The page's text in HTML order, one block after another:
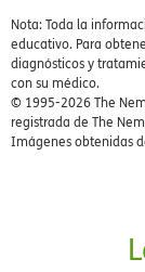
Nota: Toda la
educativo. Para
diagnósticos y
con su médico.
© 1995-2026 The
registrada de The
Imágenes obtenidas